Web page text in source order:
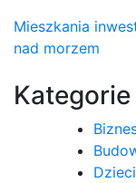
wpisu
Mieszkania
nad morzem
Kategorie
Dzieci